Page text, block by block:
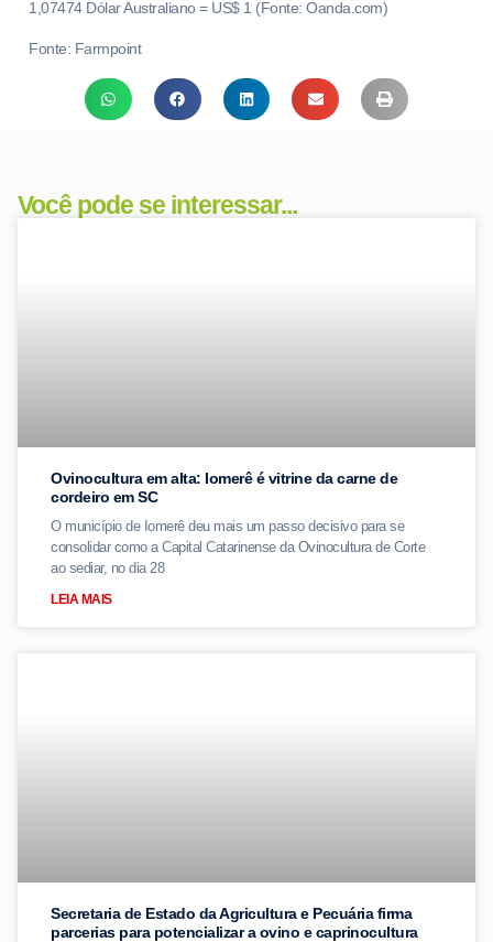
1,07474 Dólar Australiano = US$ 1 (Fonte: Oanda.com)
Fonte: Farmpoint
Você pode se interessar...
Ovinocultura em alta: Iomerê é vitrine da carne de
cordeiro em SC
O município de Iomerê deu mais um passo decisivo para se
consolidar como a Capital Catarinense da Ovinocultura de Corte
ao sediar, no dia 28
LEIA MAIS
Secretaria de Estado da Agricultura e Pecuária firma
parcerias para potencializar a ovino e caprinocultura